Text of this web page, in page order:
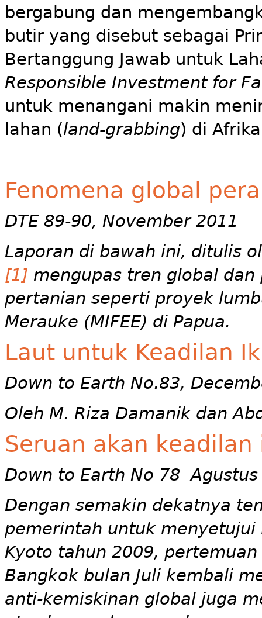
bergabung dan
butir yang disebut sebagai
Bertanggung Jawab untuk
Responsible Investment for
untuk menangani makin
lahan (land-grabbing) di
Fenomena global
DTE 89-90, November 2011
Laporan di bawah ini, ditulis
[1] mengupas tren global
pertanian seperti proyek
Merauke (MIFEE) di Papua.
Laut untuk Keadilan
Down to Earth No.83,
Oleh M. Riza Damanik dan
Seruan akan
Down to Earth No 78 Agustus
Dengan semakin dekatnya
pemerintah untuk
Kyoto tahun 2009,
Bangkok bulan Juli kembali
anti-kemiskinan global juga